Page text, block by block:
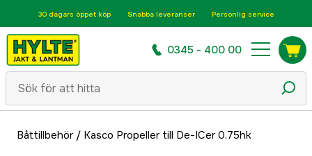
30 dagars öppet köp Snabba leveranser Personlig service
0345 - 400 00
Båttillbehör/ Kasco Propeller till De-ICer 0,75hk